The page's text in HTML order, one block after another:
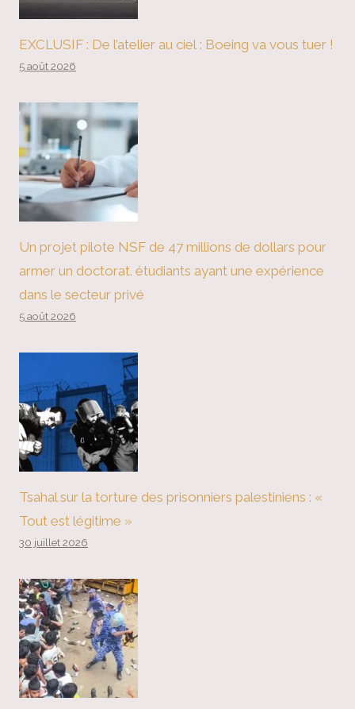
EXCLUSIF : De l’atelier au ciel : Boeing va vous tuer !
5 août 2026
Un projet pilote NSF de 47 millions de dollars pour
armer un doctorat. étudiants ayant une expérience
dans le secteur privé
5 août 2026
Tsahal sur la torture des prisonniers palestiniens : «
Tout est légitime »
30 juillet 2026